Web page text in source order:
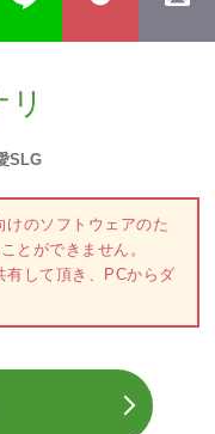
SLG
けのソフトウェアのた
とができません。
有して頂き、PCからダ